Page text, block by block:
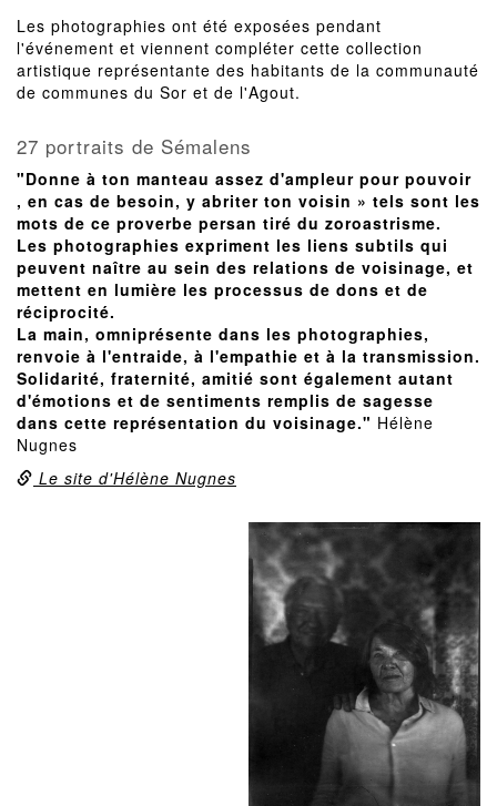
Les photographies ont été exposées pendant
l'événement et viennent compléter cette collection
artistique représentante des habitants de la communauté
de communes du Sor et de l'Agout.
27 portraits de Sémalens
"Donne à ton manteau assez d'ampleur pour pouvoir
, en cas de besoin, y abriter ton voisin » tels sont les
mots de ce proverbe persan tiré du zoroastrisme.
Les photographies expriment les liens subtils qui
peuvent naître au sein des relations de voisinage, et
mettent en lumière les processus de dons et de
réciprocité.
La main, omniprésente dans les photographies,
renvoie à l'entraide, à l'empathie et à la transmission.
Solidarité, fraternité, amitié sont également autant
d'émotions et de sentiments remplis de sagesse
dans cette représentation du voisinage." Hélène
Nugnes
Le site d'Hélène Nugnes